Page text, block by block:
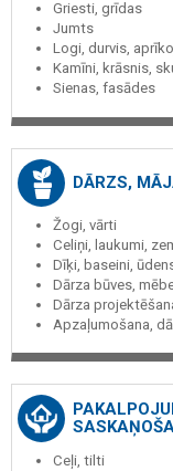
Griesti, grīdas
Jumts
Logi, durvis,
Kamīni, krāsnis,
Sienas, fasādes
DĀRZS,
Žogi, vārti
Celiņi, laukumi,
Dīķi, baseini,
Dārza būves,
Dārza
Apzaļumošana,
Ceļi, tilti